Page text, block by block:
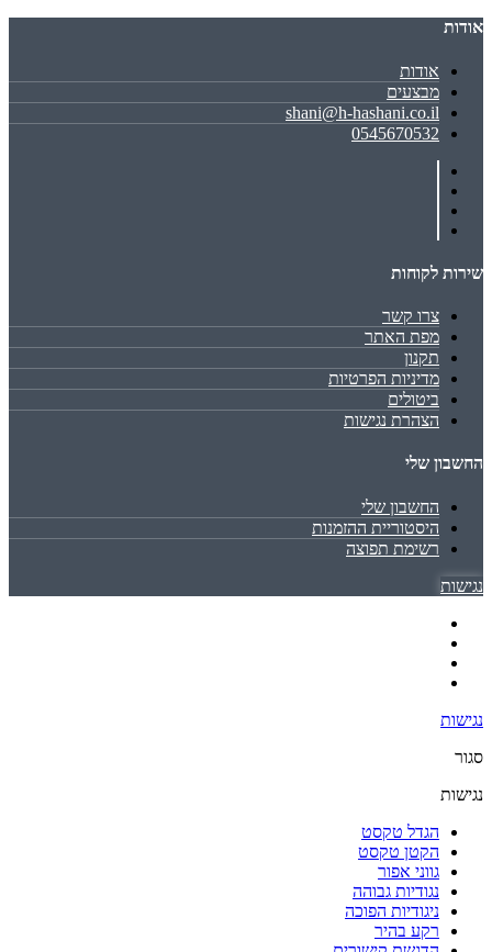
אודות
אודות
מבצעים
shani@h-hashani.co.il
0545670532
שירות לקוחות
צרו קשר
מפת האתר
תקנון
מדיניות הפרטיות
ביטולים
הצהרת נגישות
החשבון שלי
החשבון שלי
היסטוריית ההזמנות
רשימת תפוצה
נגישות
נגישות
סגור
נגישות
הגדל טקסט
הקטן טקסט
גווני אפור
נגודיות גבוהה
ניגודיות הפוכה
רקע בהיר